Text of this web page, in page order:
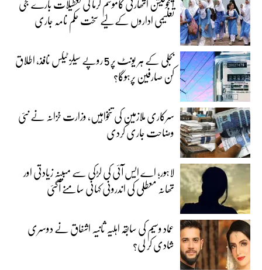
تعلیمی اداروں کے لیے سخت حکم نامہ جاری
بجلی کے ہر یونٹ پر 5 روپے سیلز ٹیکس نافذ، اطلاق
کن صارفین پرہوگا؟
سرکاری ملازمین کی تنخواہیں، وزارت خزانہ نے نئی
وضاحت جاری کردی
لاہور؛ اے ایس آئی کی لڑکی سے مبینہ زیادتی اور
تھانہ معطلی کی اندرونی کہانی سامنے آگئی
عماد وسیم کی سابقہ اہلیہ ثانیہ اشفاق نے دوسری
شادی کر لی؟